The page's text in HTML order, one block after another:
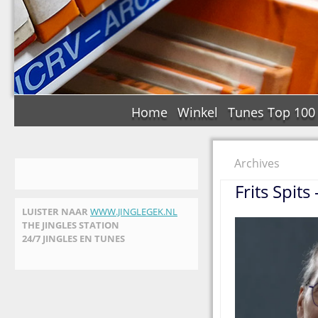
Home Winkel Tunes Top 100
LUISTER NAAR WWW.JINGLEGEK.NL
THE JINGLES STATION
24/7 JINGLES EN TUNES
Archives
Frits